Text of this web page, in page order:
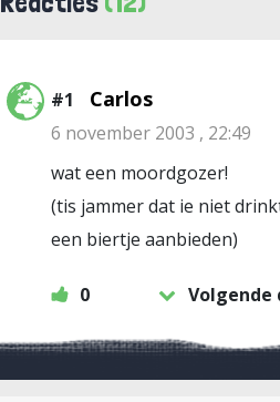
#1 Carlos
6 november 2003 , 22:49
wat een moordgozer!
(tis jammer dat ie niet
een biertje aanbieden)
0 Volgende